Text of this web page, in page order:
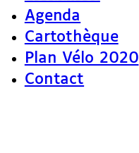
Agenda
Cartothèque
Plan Vélo 2020
Contact